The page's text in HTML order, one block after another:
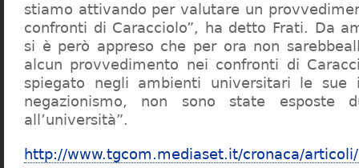
stiamo attivando per valutare un
confronti di Caracciolo”, ha detto Frati. Da
si è però appreso che per ora non
alcun provvedimento nei confronti di
spiegato negli ambienti universitari le sue
negazionismo, non sono state esposte
all’università”.
http://www.tgcom.mediaset.it/cronaca/